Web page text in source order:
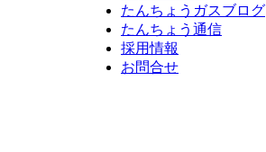
たんちょうガスブログ
たんちょう通信
採用情報
お問合せ